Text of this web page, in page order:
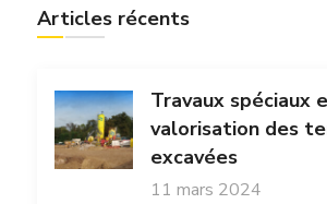
Articles récents
Travaux spéciaux
valorisation des
excavées
11 mars 2024